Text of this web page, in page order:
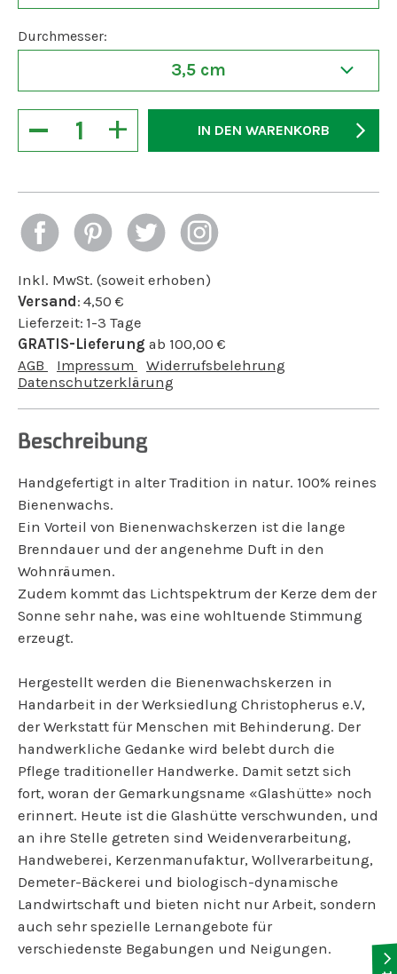
Durchmesser:
3,5 cm
+
− IN DEN WARENKORB
Inkl. MwSt. (soweit erhoben)
Versand: 4,50 €
Lieferzeit: 1-3 Tage
GRATIS-Lieferung ab 100,00 €
AGB
Impressum
Widerrufsbelehrung
Datenschutzerklärung
Beschreibung
Handgefertigt in alter Tradition in natur. 100% reines
Bienenwachs.
Ein Vorteil von Bienenwachskerzen ist die lange
Brenndauer und der angenehme Duft in den
Wohnräumen.
Zudem kommt das Lichtspektrum der Kerze dem der
Sonne sehr nahe, was eine wohltuende Stimmung
erzeugt.
Hergestellt werden die Bienenwachskerzen in
Handarbeit in der Werksiedlung Christopherus e.V,
der Werkstatt für Menschen mit Behinderung. Der
handwerkliche Gedanke wird belebt durch die
Pflege traditioneller Handwerke. Damit setzt sich
fort, woran der Gemarkungsname «Glashütte» noch
erinnert. Heute ist die Glashütte verschwunden, und
an ihre Stelle getreten sind Weidenverarbeitung,
Handweberei, Kerzenmanufaktur, Wollverarbeitung,
Demeter-Bäckerei und biologisch-dynamische
Landwirtschaft und bieten nicht nur Arbeit, sondern
auch sehr spezielle Lernangebote für
verschiedenste Begabungen und Neigungen.